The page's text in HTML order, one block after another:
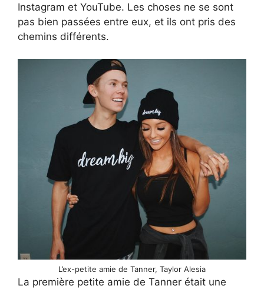
Instagram et YouTube. Les choses ne se sont
pas bien passées entre eux, et ils ont pris des
chemins différents.
L’ex-petite amie de Tanner, Taylor Alesia
La première petite amie de Tanner était une